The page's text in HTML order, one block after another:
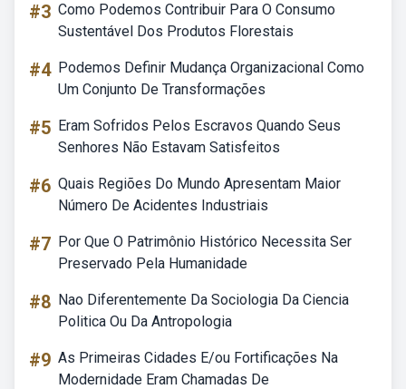
#3 Como Podemos Contribuir Para O Consumo
Sustentável Dos Produtos Florestais
#4 Podemos Definir Mudança Organizacional Como
Um Conjunto De Transformações
#5 Eram Sofridos Pelos Escravos Quando Seus
Senhores Não Estavam Satisfeitos
#6 Quais Regiões Do Mundo Apresentam Maior
Número De Acidentes Industriais
#7 Por Que O Patrimônio Histórico Necessita Ser
Preservado Pela Humanidade
#8 Nao Diferentemente Da Sociologia Da Ciencia
Politica Ou Da Antropologia
#9 As Primeiras Cidades E/ou Fortificações Na
Modernidade Eram Chamadas De